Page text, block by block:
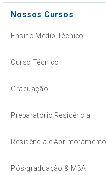
Nossos Cursos
Ensino Médio Técnico
Curso Técnico
Graduação
Preparatório Residência
Residência e Aprimoramento
Pós-graduação & MBA